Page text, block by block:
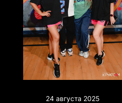
24 августа 2025